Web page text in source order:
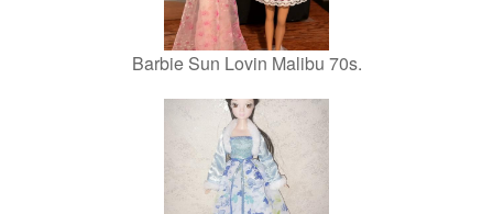
Barbie Sun Lovin Malibu 70s.